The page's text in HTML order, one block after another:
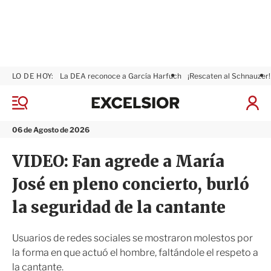
M
n
06 de Agosto de 2026
LO DE HOY: La DEA reconoce a García Harfuch ¡Rescaten al Schnauzer!
I
ó
x
s
i
o
r
VIDEO: Fan agrede a María
José en pleno concierto, burló
la seguridad de la cantante
Usuarios de redes sociales se mostraron molestos por
la forma en que actuó el hombre, faltándole el respeto a
la cantante.